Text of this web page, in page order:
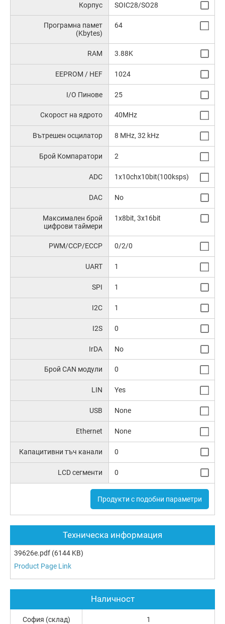
Корпус SOIC28/SO28
Програмна памет
(Kbytes)
64
RAM 3.88K
EEPROM / HEF 1024
I/O Пинове 25
Скорост на ядрото 40MHz
Вътрешен осцилатор 8 MHz, 32 kHz
Брой Компаратори 2
ADC 1x10chx10bit(100ksps)
DAC No
Максимален брой
цифрови таймери
1x8bit, 3x16bit
PWM/CCP/ECCP 0/2/0
UART 1
SPI 1
I2C 1
I2S 0
IrDA No
Брой CAN модули 0
LIN Yes
USB None
Ethernet None
Капацитивни тъч канали 0
LCD сегменти 0
Продукти с подобни параметри
Техническа информация
39626e.pdf (6144 KB)
Product Page Link
Наличност
София (склад) 1